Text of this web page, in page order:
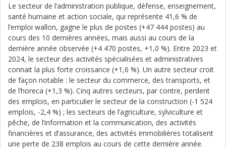
Le secteur de l’administration publique, défense, enseignement,
santé humaine et action sociale, qui représente 41,6 % de
l’emploi wallon, gagne le plus de postes (+47 444 postes) au
cours des 10 dernières années, mais aussi au cours de la
dernière année observée (+4 470 postes, +1,0 %). Entre 2023 et
2024, le secteur des activités spécialisées et administratives
connait la plus forte croissance (+1,6 %). Un autre secteur croit
de façon notable : le secteur du commerce, des transports, et
de l’horeca (+1,3 %). Cinq autres secteurs, par contre, perdent
des emplois, en particulier le secteur de la construction (-1 524
emplois, -2,4 %) ; les secteurs de l’agriculture, sylviculture et
pêche, de l’information et la communication, des activités
financières et d’assurance, des activités immobilières totalisent
une perte de 238 emplois au cours de cette dernière année.